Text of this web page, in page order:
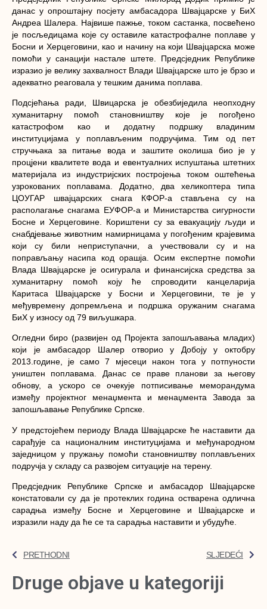
данас у опроштајну посјету амбасадора Швајцарске у БиХ
Андреа Шалера. Највише пажње, током састанка, посвећено
је посљедицама које су оставиле катастрофалне поплаве у
Босни и Херцеговини, као и начину на који Швајцарска може
помоћи у санацији настале штете. Предсједник Републике
изразио је велику захвалност Влади Швајцарске што је брзо и
адекватно реаговала у тешким данима поплава.
Подсјећања ради, Швицарска je обезбиједилa неопходну
хуманитарну помоћ становништву које је погођено
катастрофом као и додатну подршку владиним
институцијама у поплављеним подручјима. Тим од пет
стручњака за питање вода и заштите околиша био је у
процјени квалитете вода и евентуалних испуштања штетних
материјала из индустријских постројења током оштећења
узрокованих поплавама. Додатно, два хеликоптера типа
ЦОУГАР швајцарских снага КФОР-а стављена су на
располагање снагама ЕУФОР-а и Министарства сигурности
Босне и Херцеговине. Кориштени су за евакуацију људи и
снабдјевање животним намирницама у погођеним крајевима
који су били неприступачни, а учествовали су и на
поправљању насипа код орашја. Осим експертне помоћи
Влада Швајцарске је осигурала и финансијска средства за
хуманитарну помоћ коју ће спроводити канцеларија
Каритаса Швајцарске у Босни и Херцеговини, те је у
међувремену допремљена и подршка оружаним снагама
БиХ у износу од 79 виљушкара.
Огледни биро (развијен од Пројекта запошљавања младих)
који је амбасадор Шалер отворио у Добоју у октобру
2013.године, је само 7 мјесеци након тога у потпуности
уништен поплавама. Данас се праве планови за његову
обнову, а ускоро се очекује потписивање меморандума
између пројектног менаџмента и менаџмента Завода за
запошљавање Републике Српске.
У предстојећем периоду Влада Швајцарске ће наставити да
сарађује са националним институцијама и међународном
заједницом у пружању помоћи становништву поплављених
подручја у складу са развојем ситуације на терену.
Предсједник Републике Српске и амбасадор Швајцарске
констатовали су да је протеклих година остварена одлична
сарадња између Босне и Херцеговине и Швајцарске и
изразили наду да ће се та сарадња наставити и убудуће.
PRETHODNI SLJEDEĆI
Druge objave u kategoriji